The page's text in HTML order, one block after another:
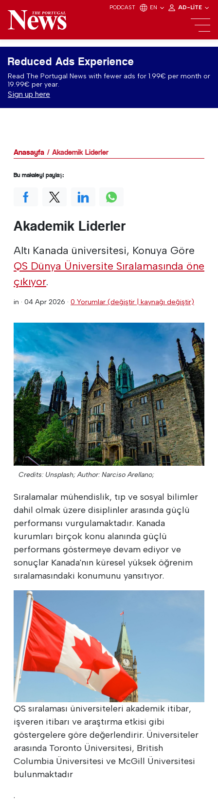
PODCAST EN AD-LITE
Reduced Ads Experience
Read The Portugal News with fewer ads for 1.99€ per month or
19.99€ per year.
Sign up here
Anasayfa Akademik Liderler
Akademik Liderler
Altı Kanada üniversitesi, Konuya Göre
QS Dünya Üniversite Sıralamasında öne
çıkıyor.
in · 04 Apr 2026 · 0 Yorumlar (değiştir | kaynağı değiştir)
Credits: Unsplash; Author: Narciso Arellano;
Sıralamalar mühendislik, tıp ve sosyal bilimler
dahil olmak üzere disiplinler arasında güçlü
performansı vurgulamaktadır. Kanada
kurumları birçok konu alanında güçlü
performans göstermeye devam ediyor ve
sonuçlar Kanada'nın küresel yüksek öğrenim
sıralamasındaki konumunu yansıtıyor.
QS sıralaması üniversiteleri akademik itibar,
işveren itibarı ve araştırma etkisi gibi
göstergelere göre değerlendirir. Üniversiteler
arasında Toronto Üniversitesi, British
Columbia Üniversitesi ve McGill Üniversitesi
bulunmaktadır
.
Bu makaleyi paylaş: